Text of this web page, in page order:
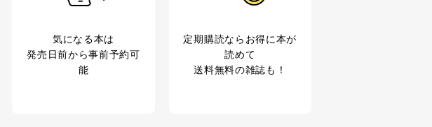
気になる本は
発売日前から事前予約可
能
定期購読なら お得に本が
読めて
送料無料の雑誌も！